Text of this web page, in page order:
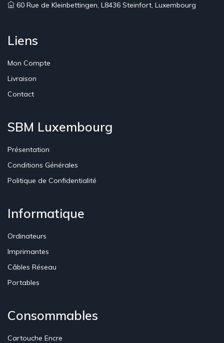
60 Rue de Kleinbettingen, L8436 Steinfort, Luxembourg
Liens
Mon Compte
Livraison
Contact
SBM Luxembourg
Présentation
Conditions Générales
Politique de Confidentialité
Informatique
Ordinateurs
Imprimantes
Câbles Réseau
Portables
Consommables
Cartouche Encre